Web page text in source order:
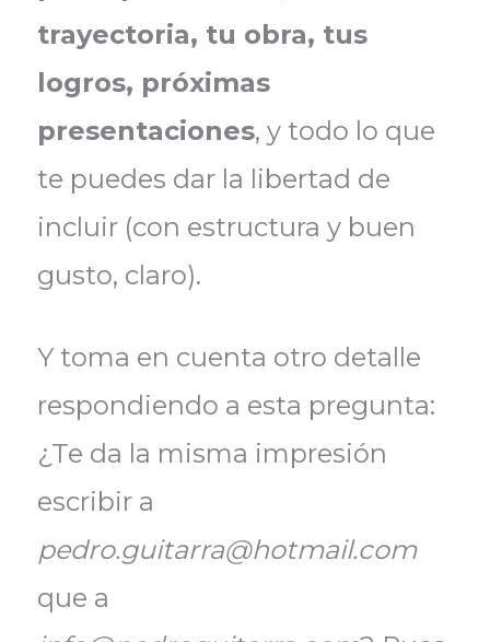
trayectoria, tu obra, tus
logros, próximas
presentaciones, y todo lo que
te puedes dar la libertad de
incluir (con estructura y buen
gusto, claro).
Y toma en cuenta otro detalle
respondiendo a esta pregunta:
¿Te da la misma impresión
escribir a
pedro.guitarra@hotmail.com
que a